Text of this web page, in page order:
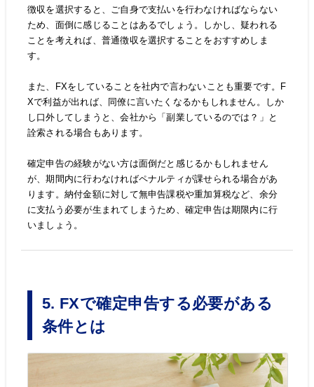
徴収を選択すると、ご自身で支払いを行わなければならない
ため、面倒に感じることはあるでしょう。しかし、疑われる
ことを考えれば、普通徴収を選択することをおすすめしま
す。
また、FXをしていることを社内で言わないことも重要です。F
Xで利益が出れば、同僚に言いたくなるかもしれません。しか
し口外してしまうと、会社から「副業しているのでは？」と
詮索される場合もあります。
確定申告の経験がない方は面倒だと感じるかもしれません
が、期間内に行わなければペナルティが課せられる場合があ
ります。納付金額に対して無申告課税や重加算税など、余分
に支払う必要が生まれてしまうため、確定申告は期限内に行
いましょう。
5. FXで確定申告する必要がある
条件とは